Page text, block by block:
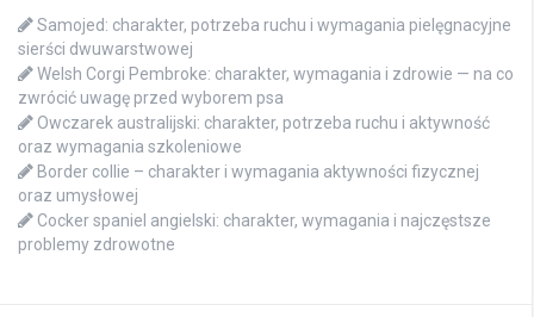
Samojed: charakter, potrzeba ruchu i wymagania pielęgnacyjne
sierści dwuwarstwowej
Welsh Corgi Pembroke: charakter, wymagania i zdrowie — na co
zwrócić uwagę przed wyborem psa
Owczarek australijski: charakter, potrzeba ruchu i aktywność
oraz wymagania szkoleniowe
Border collie – charakter i wymagania aktywności fizycznej
oraz umysłowej
Cocker spaniel angielski: charakter, wymagania i najczęstsze
problemy zdrowotne